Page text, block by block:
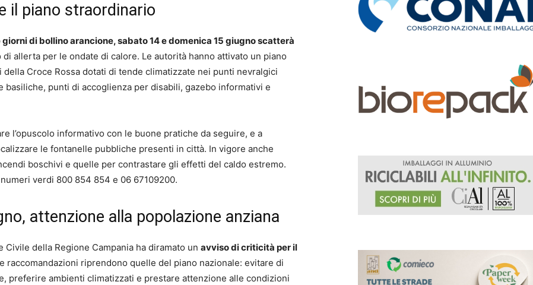
il piano straordinario
giorni di bollino arancione, sabato 14 e domenica 15 giugno scatterà
allerta per le ondate di calore. Le autorità hanno attivato un piano
Croce Rossa dotati di tende climatizzate nei punti nevralgici
punti di accoglienza per disabili, gazebo informativi e
l’opuscolo informativo con le buone pratiche da seguire, e a
le fontanelle pubbliche presenti in città. In vigore anche
boschivi e quelle per contrastare gli effetti del caldo estremo.
verdi 800 854 854 e 06 67109200.
attenzione alla popolazione anziana
della Regione Campania ha diramato un avviso di criticità per il
raccomandazioni riprendono quelle del piano nazionale: evitare di
preferire ambienti climatizzati e prestare attenzione alle condizioni